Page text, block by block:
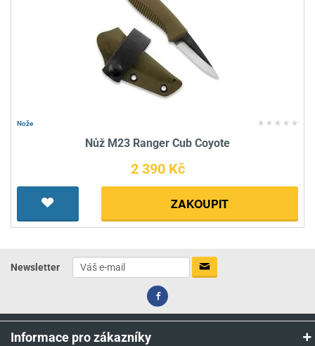
Nože
Nůž M23 Ranger Cub Coyote
2 390 Kč
ZAKOUPIT
Newsletter
Informace pro zákazníky